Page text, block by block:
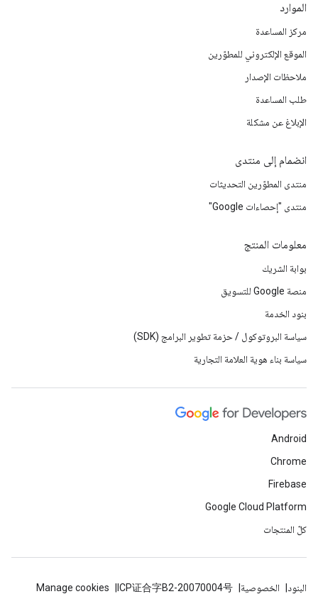
الموارد
مركز المساعدة
الموقع الإلكتروني للمطوّرين
ملاحظات الإصدار
طلب المساعدة
الإبلاغ عن مشكلة
انضمام إلى منتدى
منتدى المطوّرين التحديثات
منتدى "إحصاءات Google"
معلومات المنتج
بوابة الشريك
منصة Google للتسويق
بنود الخدمة
سياسة البروتوكول / حزمة تطوير البرامج (SDK)
سياسة بناء هوية العلامة التجارية
Android
Chrome
Firebase
Google Cloud Platform
كلّ المنتجات
البنود الخصوصية ICP证合字B2-20070004号
Manage cookies